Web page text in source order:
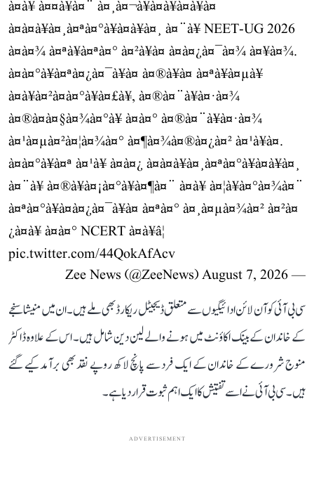
à¤à¥ à¤¤à¥à¤¨ à¤¸à¤¬à¥à¤à¥à¤à¥à¤
à¤à¤à¥à¤¸à¤ªà¤°à¥à¤à¥à¤¸ à¤¨à¥ NEET-UG 2026
à¤à¤¾ à¤ªà¥à¤ªà¤° à¤²à¥à¤ à¤à¤¿à¤¯à¤¾ à¤¥à¤¾.
à¤à¤°à¥à¤ªà¤¿à¤¯à¥à¤ à¤®à¥à¤ à¤ªà¥à¤µà¥
à¤à¥à¤²à¤à¤°à¥à¤£à¥, à¤®à¤¨à¥à¤·à¤¾
à¤®à¤à¤§à¤¾à¤°à¥ à¤à¤° à¤®à¤¨à¥à¤·à¤¾
à¤¹à¤µà¤²à¤¦à¤¾à¤° à¤¶à¤¾à¤®à¤¿à¤² à¤¹à¥à¤.
à¤à¤°à¥à¤ª à¤¹à¥ à¤à¤¿ à¤à¤à¥à¤¸à¤ªà¤°à¥à¤à¥à¤¸
à¤¨à¥ à¤®à¥à¤¡à¤°à¥à¤¶à¤¨ à¤à¥ à¤¦à¥à¤°à¤¾à¤¨
à¤ªà¤°à¥à¤à¤¿à¤¯à¥à¤ à¤ªà¤° à¤¸à¤µà¤¾à¤² à¤²à¤
¿à¤à¥ à¤à¤° NCERT à¤à¥â¦
pic.twitter.com/44QokAfAcv
— Zee News (@ZeeNews)
August 7, 2026
سی بی آئی کو آن لائن ادائیگیوں سے متعلق ڈیجیٹل ریکارڈ بھی ملے ہیں۔ ان میں منیشا سنجے
کے خاندان کے بینک اکاؤنٹ میں ہونے والے لین دین شامل ہیں۔ اس کے علاوہ ڈاکٹر
منوج شرورے کے خاندان کے ایک فرد سے پانچ لاکھ روپے نقد بھی برآمد کیے گئے
ہیں۔ سی بی آئی نے اسے تفتیش کا ایک اہم ثبوت قرار دیا ہے۔
ADVERTISEMENT